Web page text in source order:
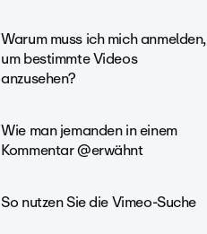
Warum muss ich mich anmelden,
um bestimmte Videos
anzusehen?
Wie man jemanden in einem
Kommentar @erwähnt
So nutzen Sie die Vimeo-Suche